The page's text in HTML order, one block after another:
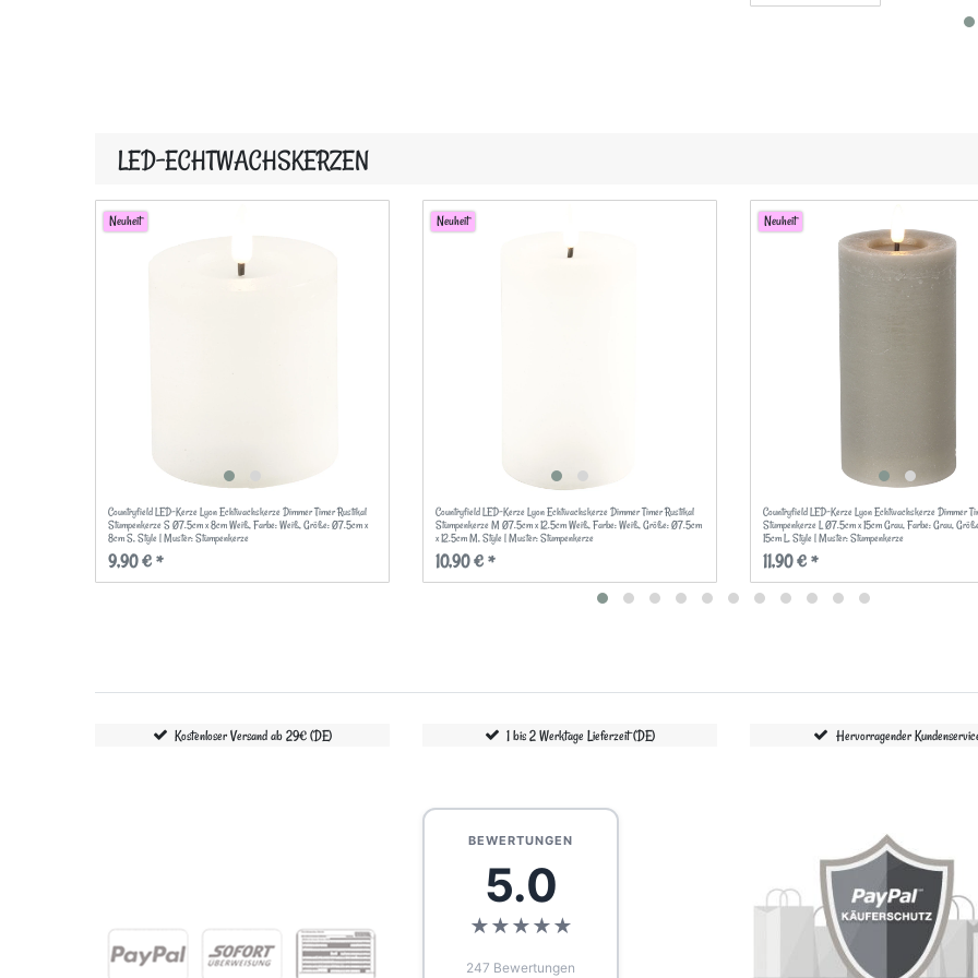
LED-ECHTWACHSKERZEN
Neuheit
Countryfield LED-Kerze Lyon Echtwachskerze Dimmer Timer Rustikal
Stumpenkerze S Ø7.5cm x 8cm Weiß, Farbe: Weiß, Größe: Ø7.5cm x
8cm S, Style | Muster: Stumpenkerze
9,90 € *
Neuheit
Countryfield LED-Kerze Lyon Echtwachskerze Dimmer Timer Rustikal
Stumpenkerze M Ø7.5cm x 12.5cm Weiß, Farbe: Weiß, Größe: Ø7.5cm
x 12.5cm M, Style | Muster: Stumpenkerze
10,90 € *
Neuheit
Countryfield LED-Kerze Lyon Echtwachskerze Dimmer
Stumpenkerze L Ø7.5cm x 15cm Grau, Farbe: Grau,
15cm L, Style | Muster: Stumpenkerze
11,90 € *
Kostenloser Versand ab 29€ (DE) 1 bis 2 Werktage Lieferzeit (DE) Hervorragender
BEWERTUNGEN
5.0
★★★★★
247 Bewertungen